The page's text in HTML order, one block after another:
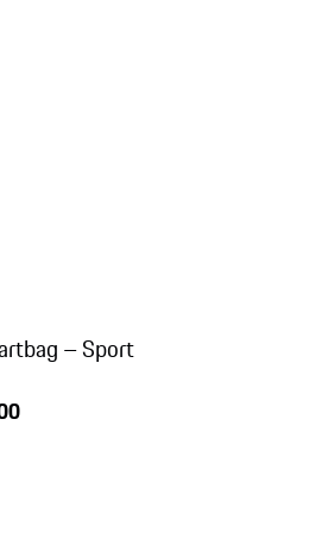
– Sport